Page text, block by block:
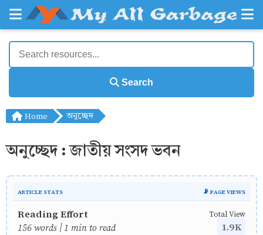
Search
Home অনুচ্ছেদ
অনুচ্ছেদ : জাতীয় সংসদ ভবন
ARTICLE STATS 📡 PAGE VIEWS
Reading Effort
156 words | 1 min to read
Total View
1.9K